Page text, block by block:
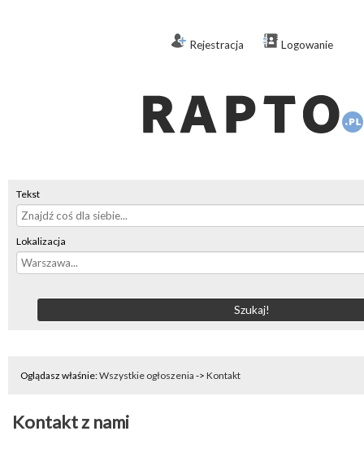
Rejestracja Logowanie
Tekst
Lokalizacja
Oglądasz właśnie:Wszystkie ogłoszenia -> Kontakt
Kontakt z nami